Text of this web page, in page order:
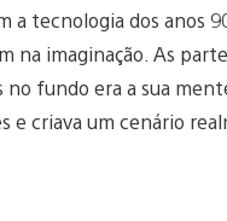
a tecnologia dos anos
na imaginação. As
no fundo era a sua
e criava um cenário